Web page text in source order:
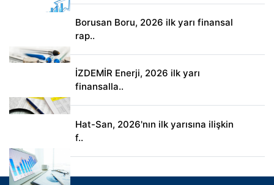
Borusan Boru, 2026 ilk yarı finansal
rap..
İZDEMİR Enerji, 2026 ilk yarı
finansalla..
Hat-San, 2026'nın ilk yarısına ilişkin
f..